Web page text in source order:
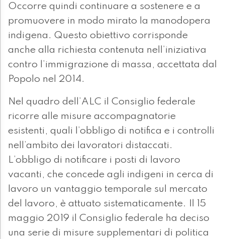
Occorre quindi continuare a sostenere e a
promuovere in modo mirato la manodopera
indigena. Questo obiettivo corrisponde
anche alla richiesta contenuta nell’iniziativa
contro l’immigrazione di massa, accettata dal
Popolo nel 2014.
Nel quadro dell’ALC il Consiglio federale
ricorre alle misure accompagnatorie
esistenti, quali l’obbligo di notifica e i controlli
nell’ambito dei lavoratori distaccati.
L’obbligo di notificare i posti di lavoro
vacanti, che concede agli indigeni in cerca di
lavoro un vantaggio temporale sul mercato
del lavoro, è attuato sistematicamente. Il 15
maggio 2019 il Consiglio federale ha deciso
una serie di misure supplementari di politica